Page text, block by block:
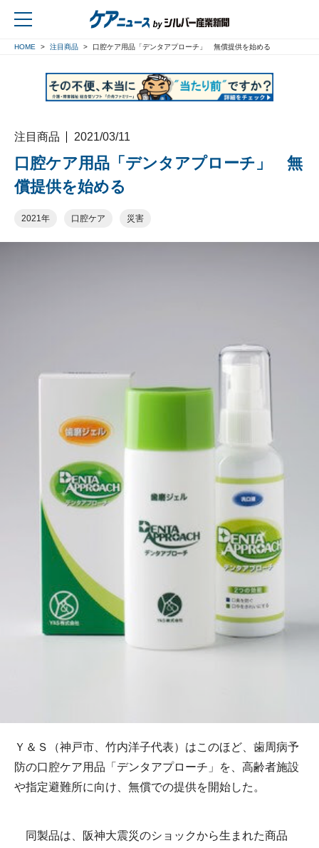
HOME 注目商品 口腔ケア用品「デンタアプローチ」 無償提供を始める
注目商品 2021/03/11
口腔ケア用品「デンタアプローチ」 無
償提供を始める
2021年 口腔ケア 災害
Ｙ＆Ｓ（神戸市、竹内洋子代表）はこのほど、歯周病予
防の口腔ケア用品「デンタアプローチ」を、高齢者施設
や指定避難所に向け、無償での提供を開始した。
同製品は、阪神大震災のショックから生まれた商品